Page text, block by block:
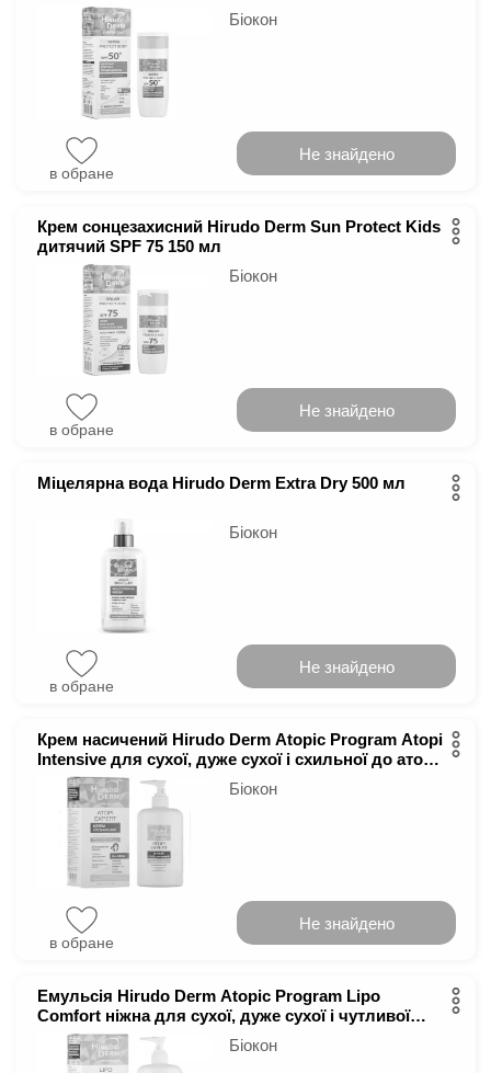
Біокон
в обране
Не знайдено
Крем сонцезахисний Hirudo Derm Sun Protect Kids
дитячий SPF 75 150 мл
Біокон
в обране
Не знайдено
Міцелярна вода Hirudo Derm Extra Dry 500 мл
Біокон
в обране
Не знайдено
Крем насичений Hirudo Derm Atopic Program Atopi
Intensive для сухої, дуже сухої і схильної до атопії
шкіри 100 мл
Біокон
в обране
Не знайдено
Емульсія Hirudo Derm Atopic Program Lipo
Comfort ніжна для сухої, дуже сухої і чутливої
шкіри 400 мл
Біокон